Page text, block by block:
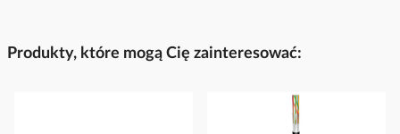
Produkty, które mogą Cię zainteresować: